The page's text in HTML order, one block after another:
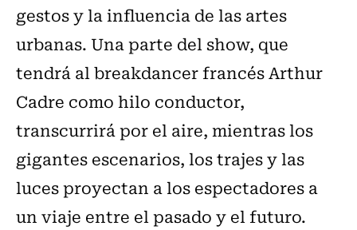
gestos y la influencia de las artes
urbanas. Una parte del show, que
tendrá al breakdancer francés Arthur
Cadre como hilo conductor,
transcurrirá por el aire, mientras los
gigantes escenarios, los trajes y las
luces proyectan a los espectadores a
un viaje entre el pasado y el futuro.